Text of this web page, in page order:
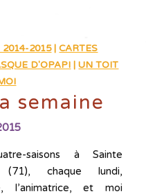
2014-2015|CARTES
D'OPAPI |UN TOIT
semaine
saisons à Sainte
(71), chaque lundi,
l’animatrice, et moi